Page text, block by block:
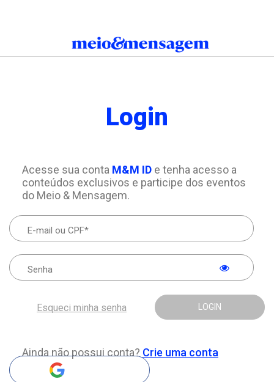
Login
Acesse sua conta M&M IDe tenha acesso a
conteúdos exclusivos e participe dos eventos
do Meio & Mensagem.
LOGIN
Esqueci minha senha
Ainda não possui conta? Crie uma conta